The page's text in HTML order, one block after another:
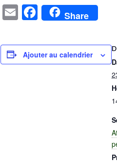
EmailFacebook
Share
Ajouter au calendrier